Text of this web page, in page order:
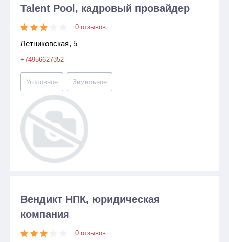
Talent Pool, кадровый провайдер
0 отзывов
Летниковская, 5
+74956627352
Уголовное Земельное
Вендикт НПК, юридическая
компания
0 отзывов